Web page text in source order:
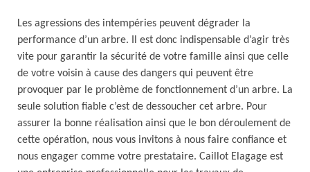
Les agressions des intempéries peuvent dégrader la
performance d’un arbre. Il est donc indispensable d’agir très
vite pour garantir la sécurité de votre famille ainsi que celle
de votre voisin à cause des dangers qui peuvent être
provoquer par le problème de fonctionnement d’un arbre. La
seule solution fiable c’est de dessoucher cet arbre. Pour
assurer la bonne réalisation ainsi que le bon déroulement de
cette opération, nous vous invitons à nous faire confiance et
nous engager comme votre prestataire. Caillot Elagage est